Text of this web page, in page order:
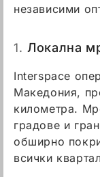
независими
1. Локална
Interspace
Македония,
километра.
градове и
обширно
всички